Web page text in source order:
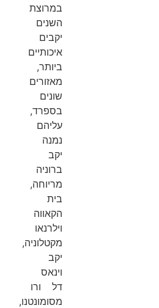
במרוצת
השנים
יקבים
איכותיים
ביותר,
מאזורים
שונים
בספרד,
עליהם
נמנה
יקב
ברוניה
מריוחה,
בית
הקאווה
וילרנאו
מקטלוניה,
יקב
וינאס
דל ורו
מסומונטנו,